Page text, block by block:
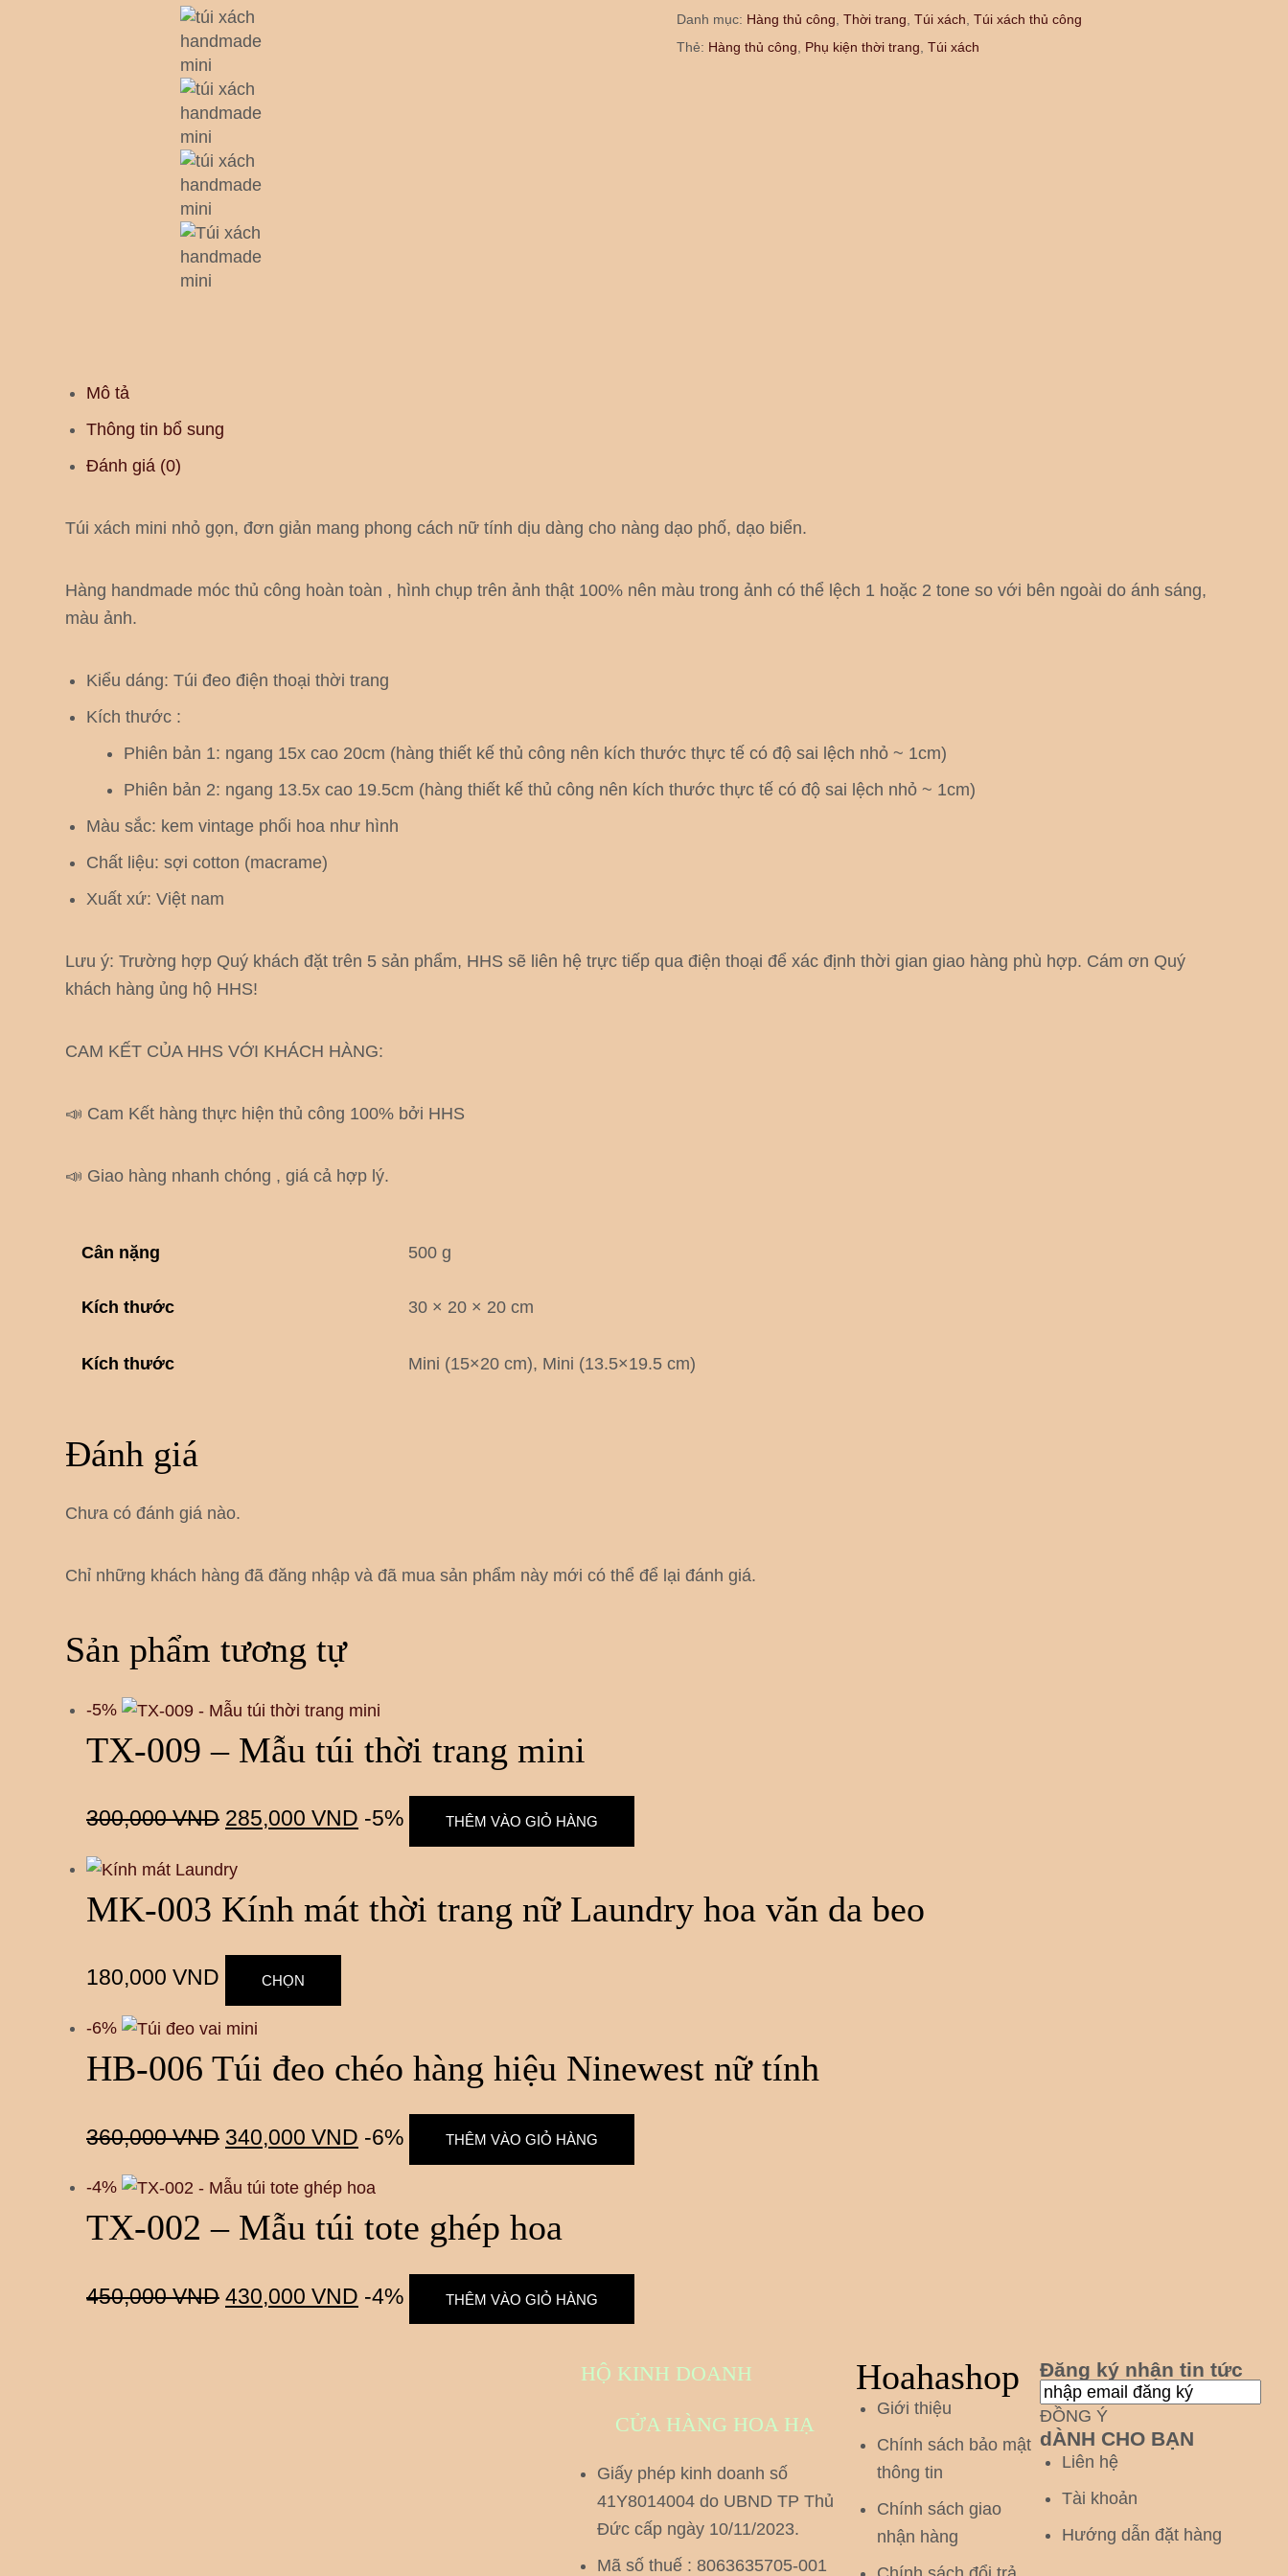
Danh mục: Hàng thủ công Thời trang Túi xách Túi xách thủ công
Thẻ: Hàng thủ công, Phụ kiện thời trang, Túi xách
Mô tả
Thông tin bổ sung
Đánh giá (0)
Túi xách mini nhỏ gọn, đơn giản mang phong cách nữ tính dịu dàng cho nàng dạo phố, dạo biển.
Hàng handmade móc thủ công hoàn toàn , hình chụp trên ảnh thật 100% nên màu trong ảnh có thể lệch 1 hoặc 2 tone so với bên ngoài do ánh sáng,
màu ảnh.
Kiểu dáng: Túi đeo điện thoại thời trang
Kích thước :
Phiên bản 1: ngang 15x cao 20cm (hàng thiết kế thủ công nên kích thước thực tế có độ sai lệch nhỏ ~ 1cm)
Phiên bản 2: ngang 13.5x cao 19.5cm (hàng thiết kế thủ công nên kích thước thực tế có độ sai lệch nhỏ ~ 1cm)
Màu sắc: kem vintage phối hoa như hình
Chất liệu: sợi cotton (macrame)
Xuất xứ: Việt nam
Lưu ý: Trường hợp Quý khách đặt trên 5 sản phẩm, HHS sẽ liên hệ trực tiếp qua điện thoại để xác định thời gian giao hàng phù hợp. Cám ơn Quý
khách hàng ủng hộ HHS!
CAM KẾT CỦA HHS VỚI KHÁCH HÀNG:
📣 Cam Kết hàng thực hiện thủ công 100% bởi HHS
📣 Giao hàng nhanh chóng , giá cả hợp lý.
Cân nặng 500 g
Kích thước 30 × 20 × 20 cm
Kích thước Mini (15×20 cm), Mini (13.5×19.5 cm)
Đánh giá
Chưa có đánh giá nào.
Chỉ những khách hàng đã đăng nhập và đã mua sản phẩm này mới có thể để lại đánh giá.
Sản phẩm tương tự
-5%
TX-009 – Mẫu túi thời trang mini
300,000VND 285,000 VND -5% THÊM VÀO GIỎ HÀNG
MK-003 Kính mát thời trang nữ Laundry hoa văn da beo
180,000 VND CHỌN
-6%
HB-006 Túi đeo chéo hàng hiệu Ninewest nữ tính
360,000VND 340,000 VND -6% THÊM VÀO GIỎ HÀNG
-4%
TX-002 – Mẫu túi tote ghép hoa
450,000VND 430,000 VND -4% THÊM VÀO GIỎ HÀNG
HỘ KINH DOANH
CỬA HÀNG HOA HẠ
Giấy phép kinh doanh số
41Y8014004 do UBND TP Thủ
Đức cấp ngày 10/11/2023.
Mã số thuế : 8063635705-001
Hoahashop
Giới thiệu
Chính sách bảo mật
thông tin
Chính sách giao
nhận hàng
Đăng ký nhận tin tức
ĐỒNG Ý
dÀNH CHO BẠN
Liên hệ
Tài khoản
Hướng dẫn đặt hàng